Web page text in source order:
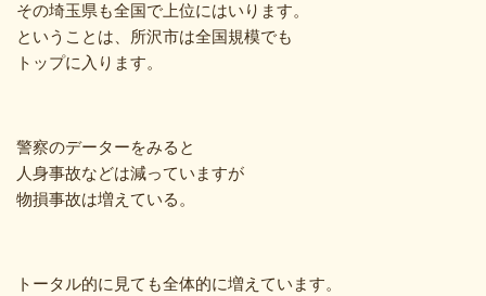
その埼玉県も全国で上位にはいります。
ということは、所沢市は全国規模でも
トップに入ります。
警察のデーターをみると
人身事故などは減っていますが
物損事故は増えている。
トータル的に見ても全体的に増えています。